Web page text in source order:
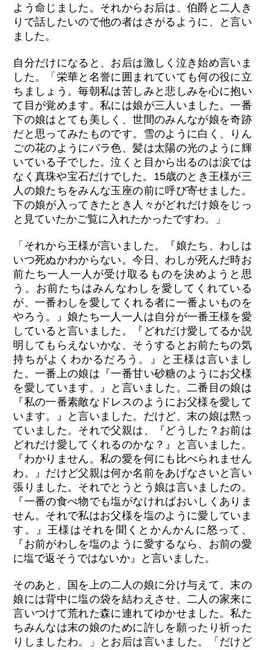
よう命じました。それからお后は、伯爵と二人き
りで話したいので他の者はさがるように、と言い
ました。
自分だけになると、お后は激しく泣き始め言いま
した。「栄華と名誉に囲まれていても何の役に立
ちましょう。毎朝私は苦しみと悲しみを心に抱い
て目が覚めます。私には娘が三人いました。一番
下の娘はとても美しく、世間のみんなが娘を奇跡
だと思ってみたものです。雪のように白く、りん
ごの花のようにバラ色、髪は太陽の光のように輝
いている子でした。泣くと目から出るのは涙では
なく真珠や宝石だけでした。15歳のとき王様が三
人の娘たちをみんな玉座の前に呼び寄せました。
下の娘が入ってきたとき人々がどれだけ娘をじっ
と見ていたかご覧に入れたかったですわ。」
「それから王様が言いました。『娘たち、わしは
いつ死ぬかわからない。今日、わしが死んだ時お
前たち一人一人が受け取るものを決めようと思
う。お前たちはみんなわしを愛してくれている
が、一番わしを愛してくれる者に一番よいものを
やろう。』娘たち一人一人は自分が一番王様を愛
していると言いました。『どれだけ愛してるか説
明してもらえないかな、そうするとお前たちの気
持ちがよくわかるだろう。』と王様は言いまし
た。一番上の娘は『一番甘い砂糖のようにお父様
を愛しています。』と言いました。二番目の娘は
『私の一番素敵なドレスのようにお父様を愛して
います。』と言いました。だけど、末の娘は黙っ
ていました。それで父親は、『どうした？お前は
どれだけ愛してくれるのかな？』と言いました。
『わかりません。私の愛を何にも比べられません
わ。』だけど父親は何か名前をあげなさいと言い
張りました。それでとうとう娘は言いましたの。
『一番の食べ物でも塩がなければおいしくありま
せん。それで私はお父様を塩のように愛していま
す。』王様はそれを聞くとかんかんに怒って、
『お前がわしを塩のように愛するなら、お前の愛
に塩で返そうではないか』と言いました。
そのあと、国を上の二人の娘に分け与えて、末の
娘には背中に塩の袋を結わえさせ、二人の家来に
言いつけて荒れた森に連れてゆかせました。私た
ちみんなは末の娘のために許しを願ったり祈った
りしましたわ。」とお后は言いました。「だけど